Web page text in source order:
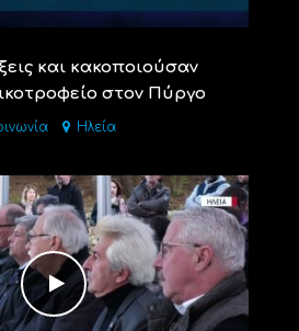
και κακοποιούσαν
στον Πύργο
Ηλεία